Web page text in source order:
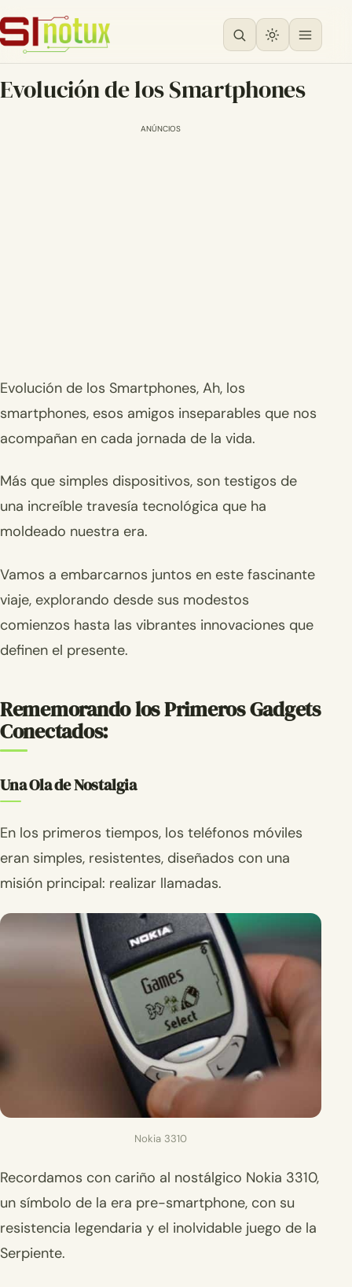
Evolución de los Smartphones
ANÚNCIOS
Evolución de los Smartphones, Ah, los
smartphones, esos amigos inseparables que nos
acompañan en cada jornada de la vida.
Más que simples dispositivos, son testigos de
una increíble travesía tecnológica que ha
moldeado nuestra era.
Vamos a embarcarnos juntos en este fascinante
viaje, explorando desde sus modestos
comienzos hasta las vibrantes innovaciones que
definen el presente.
Rememorando los Primeros Gadgets
Conectados:
Una Ola de Nostalgia
En los primeros tiempos, los teléfonos móviles
eran simples, resistentes, diseñados con una
misión principal: realizar llamadas.
Nokia 3310
Recordamos con cariño al nostálgico Nokia 3310,
un símbolo de la era pre-smartphone, con su
resistencia legendaria y el inolvidable juego de la
Serpiente.